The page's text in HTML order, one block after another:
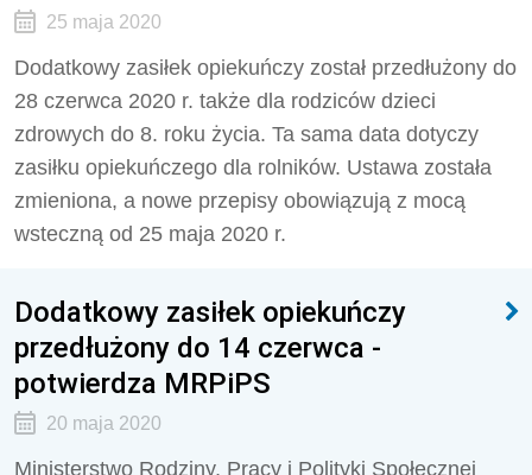
25 maja 2020
Dodatkowy zasiłek opiekuńczy został przedłużony do
28 czerwca 2020 r. także dla rodziców dzieci
zdrowych do 8. roku życia. Ta sama data dotyczy
zasiłku opiekuńczego dla rolników. Ustawa została
zmieniona, a nowe przepisy obowiązują z mocą
wsteczną od 25 maja 2020 r.
Dodatkowy zasiłek opiekuńczy
przedłużony do 14 czerwca -
potwierdza MRPiPS
20 maja 2020
Ministerstwo Rodziny, Pracy i Polityki Społecznej